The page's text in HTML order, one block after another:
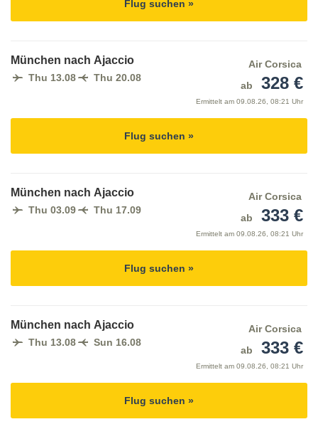
Flug suchen »
München nach Ajaccio
Thu 13.08 Thu 20.08
Air Corsica
ab
328 €
Ermittelt am 09.08.26, 08:21 Uhr
Flug suchen »
München nach Ajaccio
Thu 03.09 Thu 17.09
Air Corsica
ab
333 €
Ermittelt am 09.08.26, 08:21 Uhr
Flug suchen »
München nach Ajaccio
Thu 13.08 Sun 16.08
Air Corsica
ab
333 €
Ermittelt am 09.08.26, 08:21 Uhr
Flug suchen »